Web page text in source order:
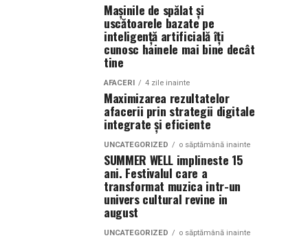
Mașinile de spălat și
uscătoarele bazate pe
inteligență artificială îți
cunosc hainele mai bine decât
tine
AFACERI 4 zile inainte
Maximizarea rezultatelor
afacerii prin strategii digitale
integrate și eficiente
UNCATEGORIZED o săptămână inainte
SUMMER WELL implineste 15
ani. Festivalul care a
transformat muzica intr-un
univers cultural revine in
august
UNCATEGORIZED o săptămână inainte